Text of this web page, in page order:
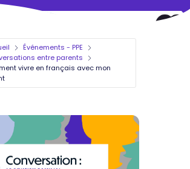
Événements - PPE
entre parents
vivre en français avec mon